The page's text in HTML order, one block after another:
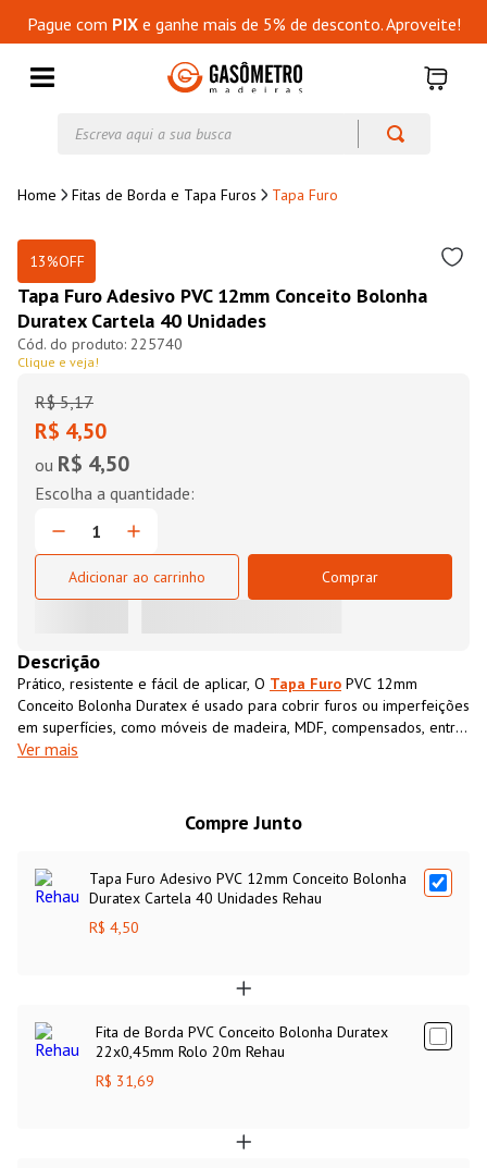
Pague com PIXe ganhe mais de 5% de desconto. Aproveite!
Fitas de Borda e Tapa Furos Tapa Furo
13%OFF
Tapa Furo Adesivo PVC 12mm Conceito Bolonha
Duratex Cartela 40 Unidades
225740
Clique e veja!
R$ 5,17
R$ 4,50
ou R$ 4,50
Adicionar ao carrinho Comprar
Descrição
Prático, resistente e fácil de aplicar, O Tapa Furo PVC 12mm
Conceito Bolonha Duratex é usado para cobrir furos ou imperfeições
em superfícies, como móveis de madeira, MDF, compensados, entre
outros. Projetado para ser aplicado diretamente sobre o furo ou a
proporcionando um acabamento limpo e uniforme.
Ver mais
Compre Junto
Tapa Furo Adesivo PVC 12mm Conceito Bolonha
Duratex Cartela 40 Unidades Rehau
R$ 4,50
Fita de Borda PVC Conceito Bolonha Duratex
22x0,45mm Rolo 20m Rehau
R$ 31,69